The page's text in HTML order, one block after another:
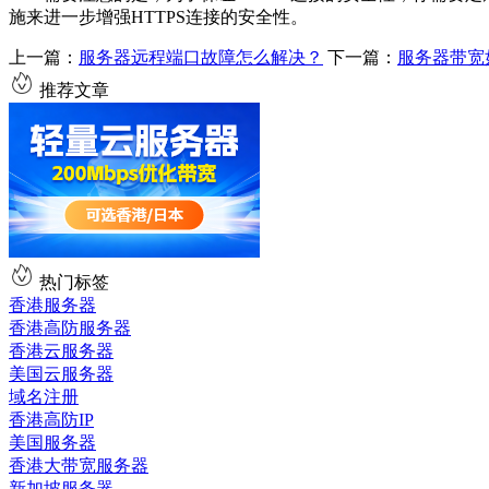
施来进一步增强HTTPS连接的安全性。
上一篇： 服务器远程端口故障怎么解决？ 下一篇： 服务器带
推荐文章
热门标签
香港服务器
香港高防服务器
香港云服务器
美国云服务器
域名注册
香港高防IP
美国服务器
香港大带宽服务器